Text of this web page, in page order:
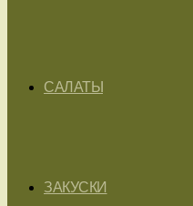
САЛАТЫ
ЗАКУСКИ